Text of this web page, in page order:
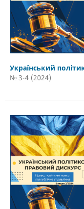
Український
№ 3-4 (2024)